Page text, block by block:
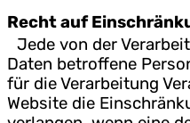
Recht auf
Jede von der
Daten betroffene
für die Verarbeitung
Website die